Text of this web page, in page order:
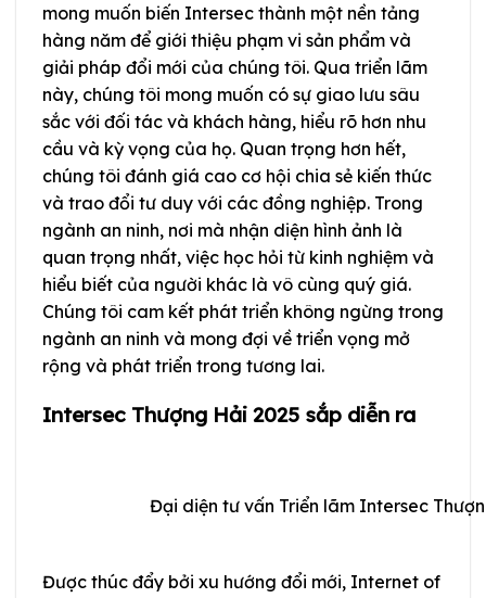
mong muốn biến Intersec thành một nền tảng
hàng năm để giới thiệu phạm vi sản phẩm và
giải pháp đổi mới của chúng tôi. Qua triển lãm
này, chúng tôi mong muốn có sự giao lưu sâu
sắc với đối tác và khách hàng, hiểu rõ hơn nhu
cầu và kỳ vọng của họ. Quan trọng hơn hết,
chúng tôi đánh giá cao cơ hội chia sẻ kiến thức
và trao đổi tư duy với các đồng nghiệp. Trong
ngành an ninh, nơi mà nhận diện hình ảnh là
quan trọng nhất, việc học hỏi từ kinh nghiệm và
hiểu biết của người khác là vô cùng quý giá.
Chúng tôi cam kết phát triển không ngừng trong
ngành an ninh và mong đợi về triển vọng mở
rộng và phát triển trong tương lai.
Intersec Thượng Hải 2025 sắp diễn ra
Đại diện tư vấn Triển lãm Intersec
Được thúc đẩy bởi xu hướng đổi mới, Internet of